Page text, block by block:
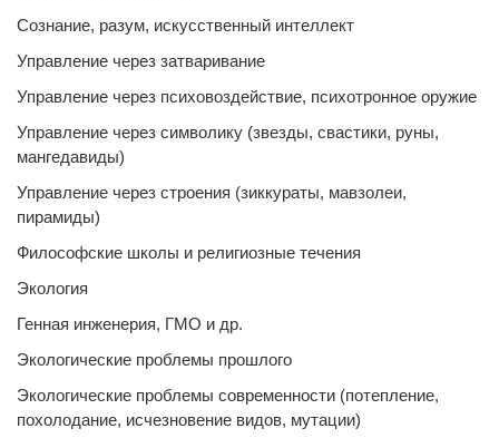
Сознание, разум, искусственный интеллект
Управление через затваривание
Управление через психовоздействие, психотронное оружие
Управление через символику (звезды, свастики, руны,
мангедавиды)
Управление через строения (зиккураты, мавзолеи,
пирамиды)
Философские школы и религиозные течения
Экология
Генная инженерия, ГМО и др.
Экологические проблемы прошлого
Экологические проблемы современности (потепление,
похолодание, исчезновение видов, мутации)